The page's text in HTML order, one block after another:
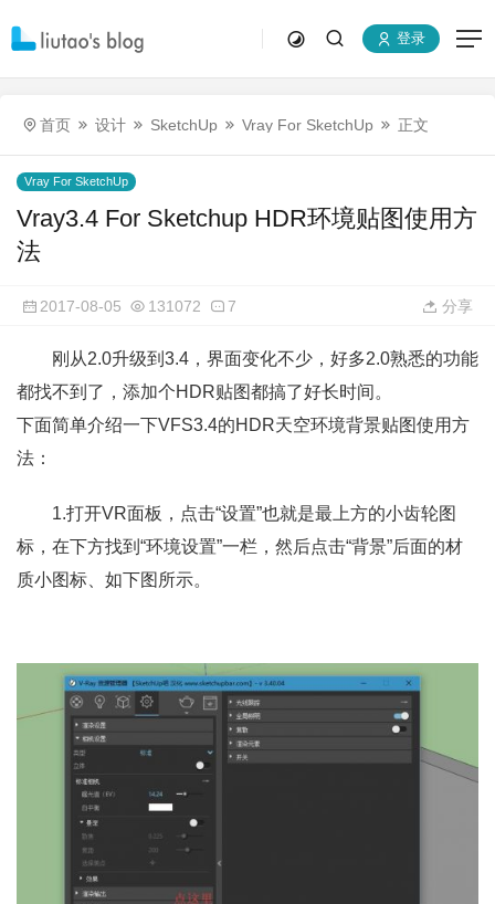
登录
首页 设计 SketchUp Vray For SketchUp 正文
Vray For SketchUp
Vray3.4 For Sketchup HDR环境贴图使用方
法
2017-08-05 131072 7 分享
刚从2.0升级到3.4，界面变化不少，好多2.0熟悉的功能
都找不到了，添加个HDR贴图都搞了好长时间。
下面简单介绍一下VFS3.4的HDR天空环境背景贴图使用方
法：
1.打开VR面板，点击“设置”也就是最上方的小齿轮图
标，在下方找到“环境设置”一栏，然后点击“背景”后面的材
质小图标、如下图所示。